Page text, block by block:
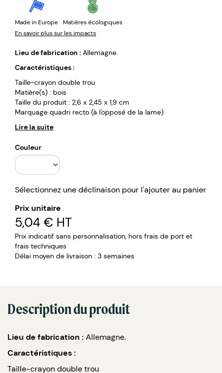
Made in Europe
Matières écologiques
En savoir plus sur les impacts
Lieu de fabrication : Allemagne.
Caractéristiques :
Taille-crayon double trou
Matière(s) : bois
Taille du produit : 2,6 x 2,45 x 1,9 cm
Marquage quadri recto (à l'opposé de la lame)
Lire la suite
Couleur
Sélectionnez une déclinaison pour l'ajouter au panier
Prix unitaire
5,04 € HT
Prix indicatif sans personnalisation, hors frais de port et
frais techniques
Délai moyen de livraison : 3 semaines
Description du produit
Lieu de fabrication : Allemagne.
Caractéristiques :
Taille-crayon double trou